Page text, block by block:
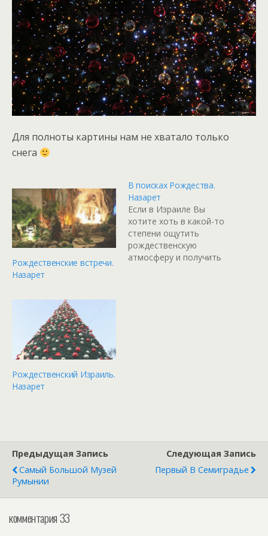
Для полноты картины нам не хватало только
снега
Рождественские встречи.
Назарет
В поисках Рождества.
Назарет
Если в Израиле Вы
хотите хоть в какой-то
степени ощутить
рождественскую
атмосферу и получить
Рождественский Израиль.
Назарет
Предыдущая Запись
Самый Большой Музей
Румынии
Следующая Запись
Первый В Семиградье
комментария 33